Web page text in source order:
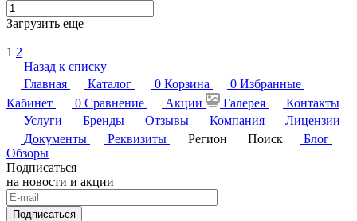
Загрузить еще
1 2
Назад к списку
Главная
Каталог 0 Корзина 0 Избранные
Кабинет
0 Сравнение Акции Галерея
Контакты
Услуги
Бренды Отзывы Компания
Лицензии
Документы
Реквизиты Регион Поиск
Блог
Обзоры
Подписаться
на новости и акции
Подписаться